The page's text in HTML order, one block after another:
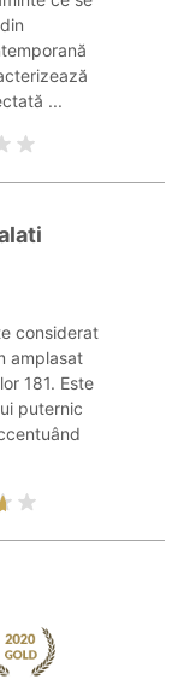
...
considerat
amplasat
181. Este
puternic